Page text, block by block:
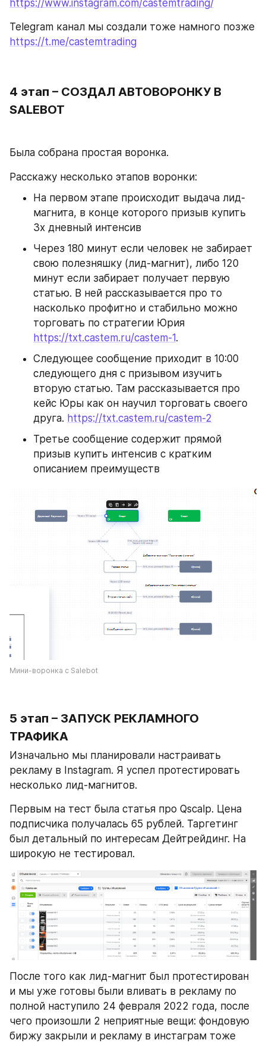
https://www.instagram.com/castemtrading/
https://t.me/castemtrading
4 этап – СОЗДАЛ АВТОВОРОНКУ В
SALEBOT
Была собрана простая воронка.
Расскажу несколько этапов воронки:
На первом этапе происходит выдача лид-
магнита, в конце которого призыв купить
3х дневный интенсив
Через 180 минут если человек не забирает
свою полезняшку (лид-магнит), либо 120
минут если забирает получает первую
статью. В ней рассказывается про то
насколько профитно и стабильно можно
https://txt.castem.ru/castem-1.
Следующее сообщение приходит в 10:00
следующего дня с призывом изучить
вторую статью. Там рассказывается про
кейс Юры как он научил торговать своего
друга. https://txt.castem.ru/castem-2
Третье сообщение содержит прямой
призыв купить интенсив с кратким
описанием преимуществ
Мини-воронка с Salebot
5 этап – ЗАПУСК РЕКЛАМНОГО
ТРАФИКА
Изначально мы планировали настраивать
рекламу в Instagram. Я успел протестировать
несколько лид-магнитов.
Первым на тест была статья про Qscalp. Цена
подписчика получалась 65 рублей. Таргетинг
был детальный по интересам Дейтрейдинг. На
широкую не тестировал.
После того как лид-магнит был протестирован
и мы уже готовы были вливать в рекламу по
полной наступило 24 февраля 2022 года, после
чего произошли 2 неприятные вещи: фондовую
биржу закрыли и рекламу в инстаграм тоже